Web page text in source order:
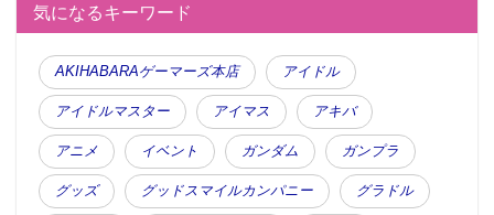
気になるキーワード
AKIHABARAゲーマーズ本店 アイドル
アイドルマスター アイマス アキバ
アニメ イベント ガンダム ガンプラ
グッズ グッドスマイルカンパニー グラドル